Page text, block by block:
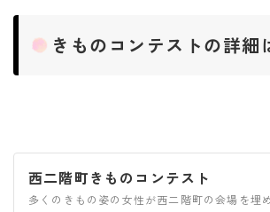
きものコンテストの詳細
西二階町きものコンテスト